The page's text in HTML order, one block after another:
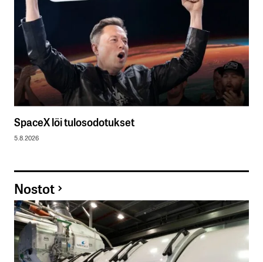
SpaceX löi tulosodotukset
5.8.2026
Nostot